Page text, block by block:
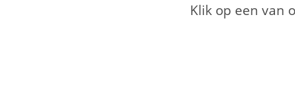
Klik op een van